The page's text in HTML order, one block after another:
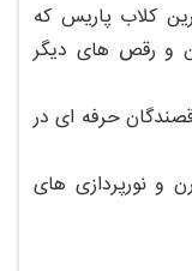
کلاب پاریس که
و رقص‌ های دیگر
حرفه‌ ای در
و نورپردازی‌ های